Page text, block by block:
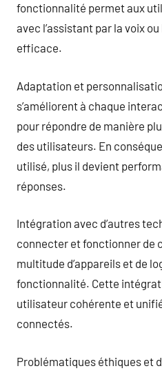
fonctionnalité permet aux
avec l’assistant par la voix
efficace.
Adaptation et
s’améliorent à chaque
pour répondre de manière
des utilisateurs. En
utilisé, plus il devient
réponses.
Intégration avec d’autres
connecter et fonctionner de
multitude d’appareils et de
fonctionnalité. Cette
utilisateur cohérente et
connectés.
Problématiques éthiques et